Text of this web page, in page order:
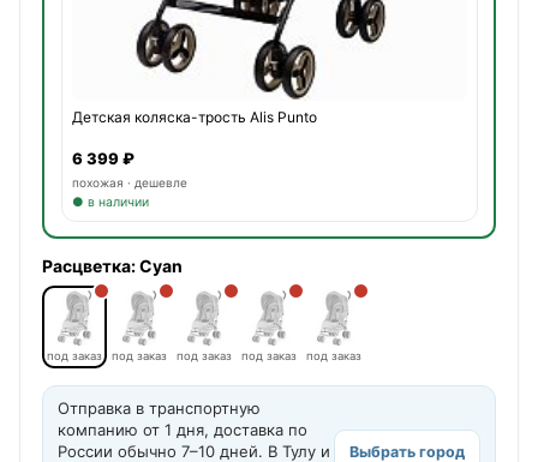
Детская коляска-трость Alis Punto
6 399 ₽
похожая · дешевле
● в наличии
Расцветка:Cyan
под заказ под заказ под заказ под заказ под заказ
Отправка в транспортную
компанию от 1 дня, доставка по
России обычно 7–10 дней. В Тулу и
Выбрать город